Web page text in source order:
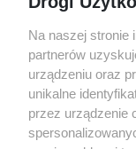
Na naszej stronie
partnerów
urządzeniu oraz
unikalne
przez urządzenie